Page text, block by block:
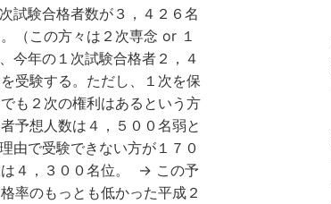
試験合格者数が３，４２６名
（この方々は２次専念 or １
今年の１次試験合格者２，４
受験する。ただし、１次を保
も２次の権利はあるという方
予想人数は４，５００名弱と
由で受験できない方が１７０
は４，３００名位。 → この予
率のもっとも低かった平成２